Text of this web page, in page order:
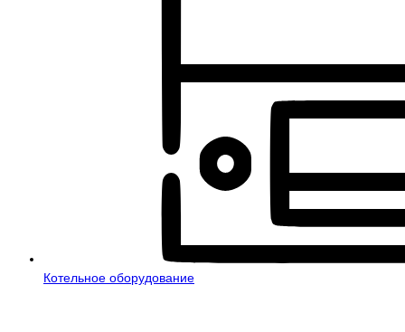
Котельное оборудование